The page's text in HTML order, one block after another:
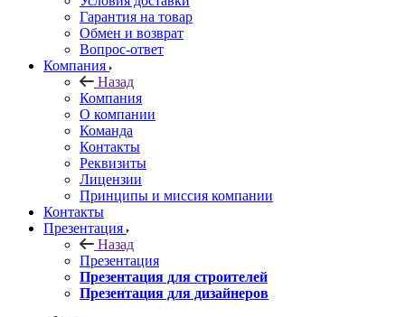
Гарантия на товар
Обмен и возврат
Вопрос-ответ
Компания
Назад
Компания
О компании
Команда
Контакты
Реквизиты
Лицензии
Принципы и миссия компании
Контакты
Презентация
Назад
Презентация
Презентация для строителей
Презентация для дизайнеров